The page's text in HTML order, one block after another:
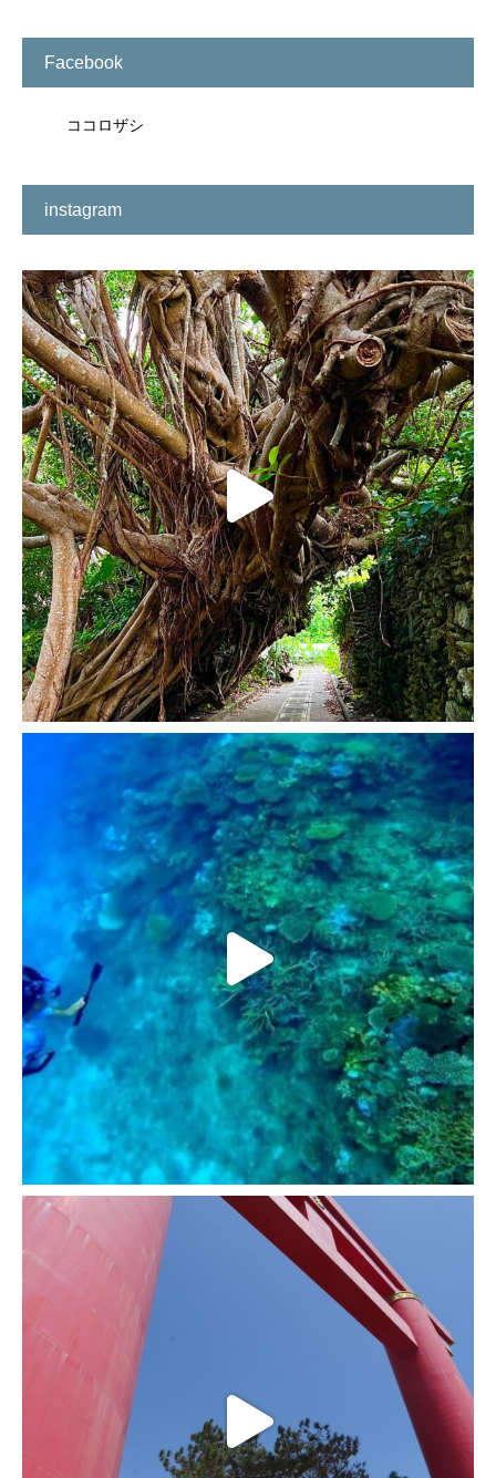
Facebook
ココロザシ
instagram